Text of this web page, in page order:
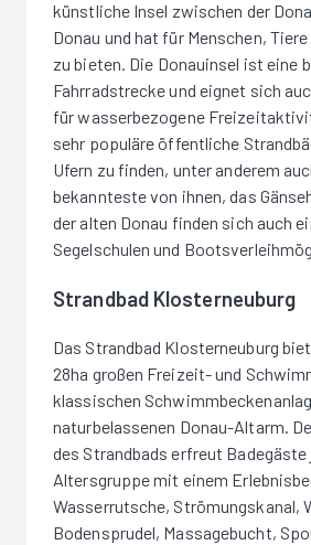
künstliche Insel zwischen der
Donau und hat für Menschen,
zu bieten. Die Donauinsel ist eine
Fahrradstrecke und eignet sich
für wasserbezogene
sehr populäre öffentliche
Ufern zu finden, unter anderem
bekannteste von ihnen, das
der alten Donau finden sich auch
Segelschulen und
Strandbad Klosterneuburg
Das Strandbad Klosterneuburg
28ha großen Freizeit- und
klassischen
naturbelassenen Donau-Altarm.
des Strandbads erfreut Badegäste
Altersgruppe mit einem
Wasserrutsche, Strömungskanal,
Bodensprudel, Massagebucht,